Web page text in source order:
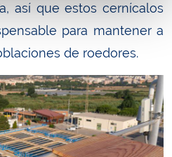
así que estos cernícalos
para mantener a
de roedores.